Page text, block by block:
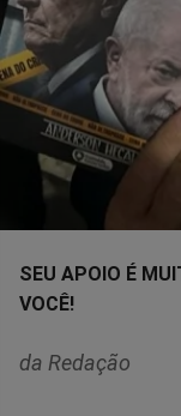
SEU APOIO É
VOCÊ!
da Redação